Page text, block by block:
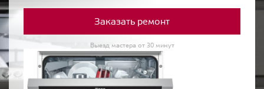
Заказать ремонт
Выезд мастера от 30 минут